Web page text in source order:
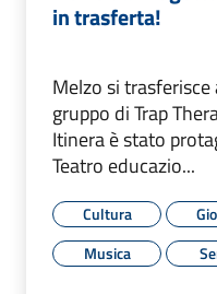
in trasferta!
Melzo si trasferisce
gruppo di Trap
Itinera è stato
Teatro educazio...
Cultura
Musica